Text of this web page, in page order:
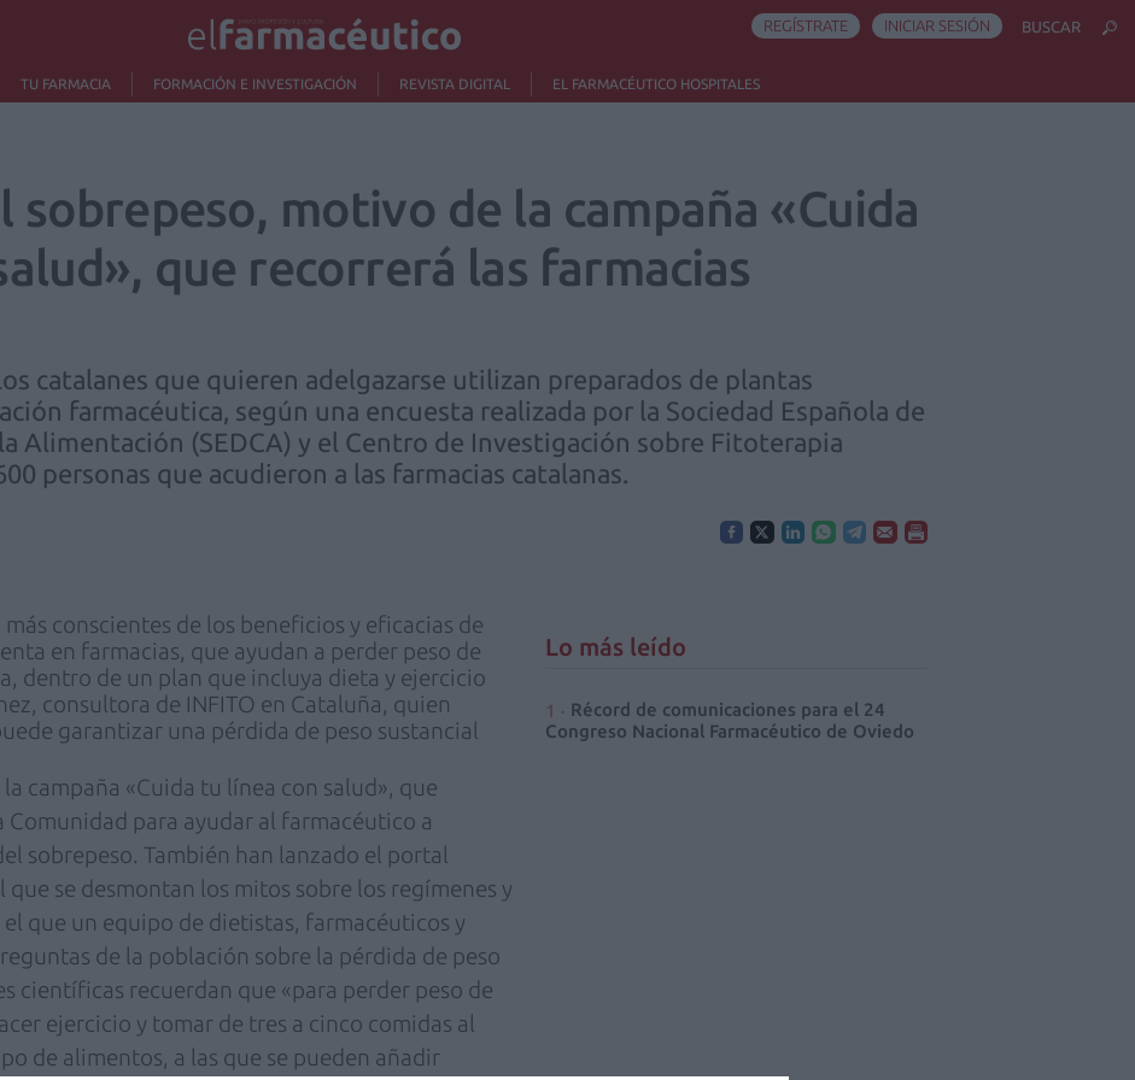
TU FARMACIA FORMACIÓN E INVESTIGACIÓN REVISTA DIGITAL EL FARMACÉUTICO HOSPITALES
REGÍSTRATE INICIAR SESIÓN BUSCAR
sobrepeso, motivo de la campaña «Cuida
que recorrerá las farmacias
catalanes que quieren adelgazarse utilizan preparados de plantas
farmacéutica, según una encuesta realizada por la Sociedad Española de
Alimentación (SEDCA) y el Centro de Investigación sobre Fitoterapia
personas que acudieron a las farmacias catalanas.
conscientes de los beneficios y eficacias de
en farmacias, que ayudan a perder peso de
dentro de un plan que incluya dieta y ejercicio
consultora de INFITO en Cataluña, quien
garantizar una pérdida de peso sustancial
campaña «Cuida tu línea con salud», que
Comunidad para ayudar al farmacéutico a
sobrepeso. También han lanzado el portal
se desmontan los mitos sobre los regímenes y
el que un equipo de dietistas, farmacéuticos y
de la población sobre la pérdida de peso
científicas recuerdan que «para perder peso de
ejercicio y tomar de tres a cinco comidas al
de alimentos, a las que se pueden añadir
Lo más leído
Récord de comunicaciones para el 24
Congreso Nacional Farmacéutico de Oviedo